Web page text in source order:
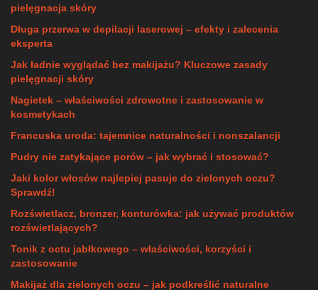
pielęgnacja skóry
Długa przerwa w depilacji laserowej – efekty i zalecenia
eksperta
Jak ładnie wyglądać bez makijażu? Kluczowe zasady
pielęgnacji skóry
Nagietek – właściwości zdrowotne i zastosowanie w
kosmetykach
Francuska uroda: tajemnice naturalności i nonszalancji
Pudry nie zatykające porów – jak wybrać i stosować?
Jaki kolor włosów najlepiej pasuje do zielonych oczu?
Sprawdź!
Rozświetlacz, bronzer, konturówka: jak używać produktów
rozświetlających?
Tonik z octu jabłkowego – właściwości, korzyści i
zastosowanie
Makijaż dla zielonych oczu – jak podkreślić naturalne